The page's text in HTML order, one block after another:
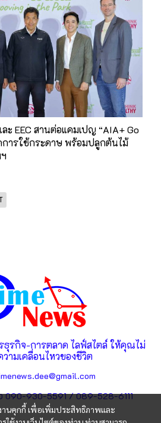
ะ EEC สานต่อแคมเปญ “AIA+ Go
การใช้กระดาษ พร้อมปลูกต้นไม้
านคุกกี้ เพื่อเพิ่มประสิทธิภาพและ
รกิจ-การตลาด ไลฟ์สไตล์ ให้คุณไม่
ามเคลื่อนไหวของชีวิต
090-930-5591 / 089-528-6111